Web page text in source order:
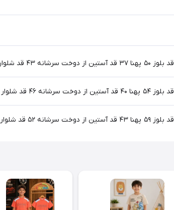
قد بلوز ۵۰ پهنا ۳۷ قد آستین از دوخت سرشانه ۴۳ قد شلوار ۶۹ سانت
قد بلوز ۵۴ پهنا ۴۰ قد آستین از دوخت سرشانه ۴۶ قد شلوار ۷۷ سانت
قد بلوز ۵۹ پهنا ۴۳ قد آستین از دوخت سرشانه ۵۲ قد شلوار ۸۶ سانت